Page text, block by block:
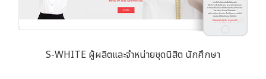
S-WHITE ผู้ผลิตและจำหน่ายชุดนิสิต นักศึกษา